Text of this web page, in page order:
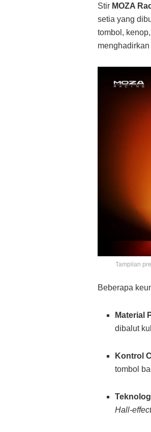
Stir MOZA
setia yang
tombol,
Tampilan
Beberapa
Material
dibalut
Kontrol
tombol
Hall-